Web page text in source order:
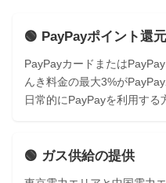
🟢 PayPayポイント還元
PayPayカードまたは
んき料金の最大3%が
日常的にPayPayを利用する
🟢 ガス供給の提供